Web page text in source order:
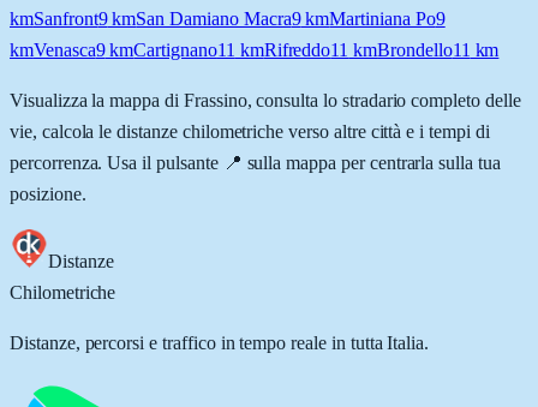
kmSanfront9kmSan Damiano Macra9kmMartiniana Po9
kmVenasca9kmCartignano11 kmRifreddo11 kmBrondello11 km
Visualizza la mappa di Frassino, consulta lo stradario completo delle
vie, calcola le distanze chilometriche verso altre città e i tempi di
percorrenza. Usa il pulsante 📍 sulla mappa per centrarla sulla tua
posizione.
Distanze
Chilometriche
Distanze, percorsi e traffico in tempo reale in tutta Italia.